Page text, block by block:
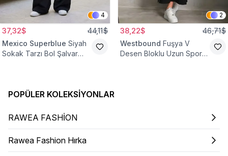
4
37,32$ 44,11$
Mexico Superblue Siyah
Sokak Tarzı Bol Şalvar
2
38,22$ 46,71$
Westbound Fuşya V
Desen Bloklu Uzun Spor
POPÜLER KOLEKSIYONLAR
RAWEA FASHİON
Rawea Fashion Hırka